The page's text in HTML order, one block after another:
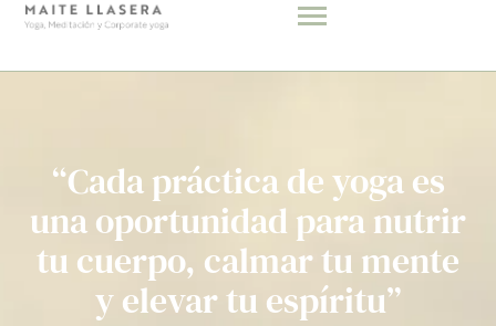
“Cada práctica de yoga es
una oportunidad para nutrir
tu cuerpo, calmar tu mente
y elevar tu espíritu”